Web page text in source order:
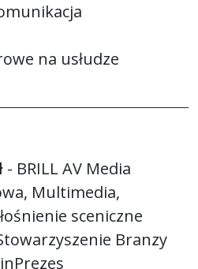
na usłudze
- BRILL AV Media
Multimedia,
sceniczne
Branzy